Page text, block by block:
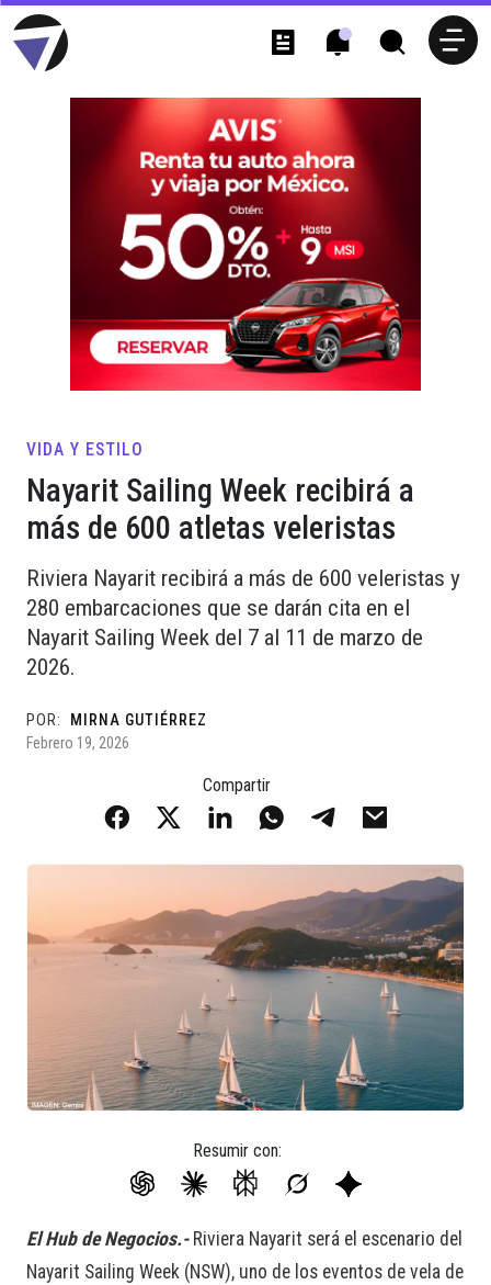
VIDA Y ESTILO
Nayarit Sailing Week recibirá a
más de 600 atletas veleristas
Riviera Nayarit recibirá a más de 600 veleristas y
280 embarcaciones que se darán cita en el
Nayarit Sailing Week del 7 al 11 de marzo de
2026.
POR:
MIRNA GUTIÉRREZ
Febrero 19, 2026
Compartir
Resumir con:
El Hub de Negocios.- Riviera Nayarit será el escenario del
Nayarit Sailing Week (NSW), uno de los eventos de vela de